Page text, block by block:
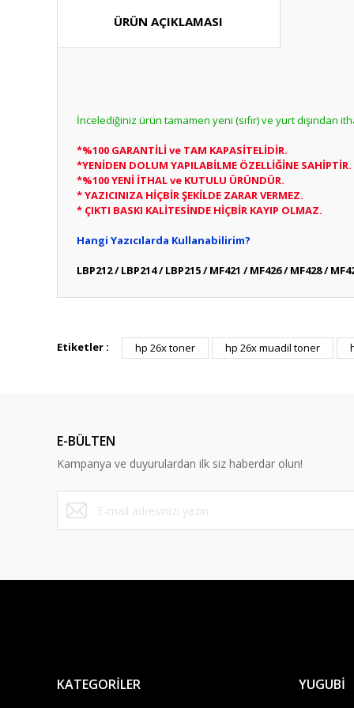
ÜRÜN AÇIKLAMASI
İncelediğiniz ürün tamamen yeni (sıfır) ve yurt dışından
*%100 GARANTİLİ ve TAM KAPASİTELİDİR.
*YENİDEN DOLUM YAPILABİLME ÖZELLİĞİNE SAHİPTİR.
*%100 YENİ İTHAL ve KUTULU ÜRÜNDÜR.
* YAZICINIZA HİÇBİR ŞEKİLDE ZARAR VERMEZ.
* ÇIKTI BASKI KALİTESİNDE HİÇBİR KAYIP OLMAZ.
Hangi Yazıcılarda Kullanabilirim?
LBP212 / LBP214 / LBP215 / MF421 / MF426 / MF428 /
Bu ürün
Görüş ve önerileriniz için teşekkür ederiz.
Ürün fiyatı diğer sitelerden daha pahalı.
Bu ürüne benzer farklı alternatifler olmalı.
Etiketler : hp 26x toner hp 26x muadil toner
E-BÜLTEN
Kampanya ve duyurulardan ilk siz haberdar olun!
KATEGORİLER YUGUBİ